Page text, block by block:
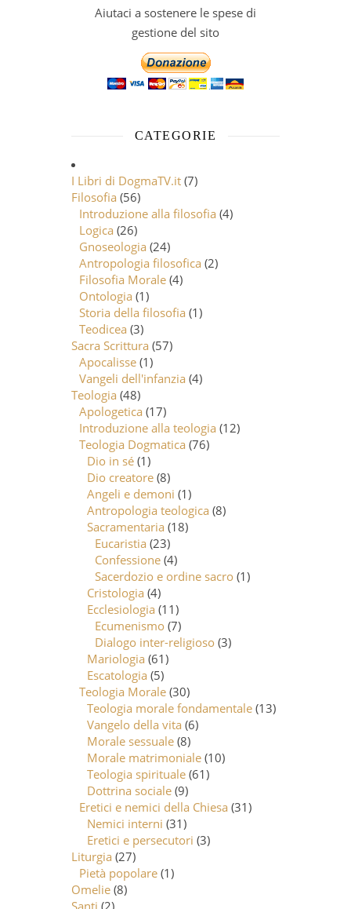
Aiutaci a sostenere le spese di
gestione del sito
CATEGORIE
I Libri di DogmaTV.it (7)
Filosofia (56)
Introduzione alla filosofia (4)
Logica (26)
Gnoseologia (24)
Antropologia filosofica (2)
Filosofia Morale (4)
Ontologia (1)
Storia della filosofia (1)
Teodicea (3)
Sacra Scrittura (57)
Apocalisse (1)
Vangeli dell'infanzia (4)
Teologia (48)
Apologetica (17)
Introduzione alla teologia (12)
Teologia Dogmatica (76)
Dio in sé (1)
Dio creatore (8)
Angeli e demoni (1)
Antropologia teologica (8)
Sacramentaria (18)
Eucaristia (23)
Confessione (4)
Sacerdozio e ordine sacro (1)
Cristologia (4)
Ecclesiologia (11)
Ecumenismo (7)
Dialogo inter-religioso (3)
Mariologia (61)
Escatologia (5)
Teologia Morale (30)
Teologia morale fondamentale (13)
Vangelo della vita (6)
Morale sessuale (8)
Morale matrimoniale (10)
Teologia spirituale (61)
Dottrina sociale (9)
Eretici e nemici della Chiesa (31)
Nemici interni (31)
Eretici e persecutori (3)
Liturgia (27)
Pietà popolare (1)
Omelie (8)